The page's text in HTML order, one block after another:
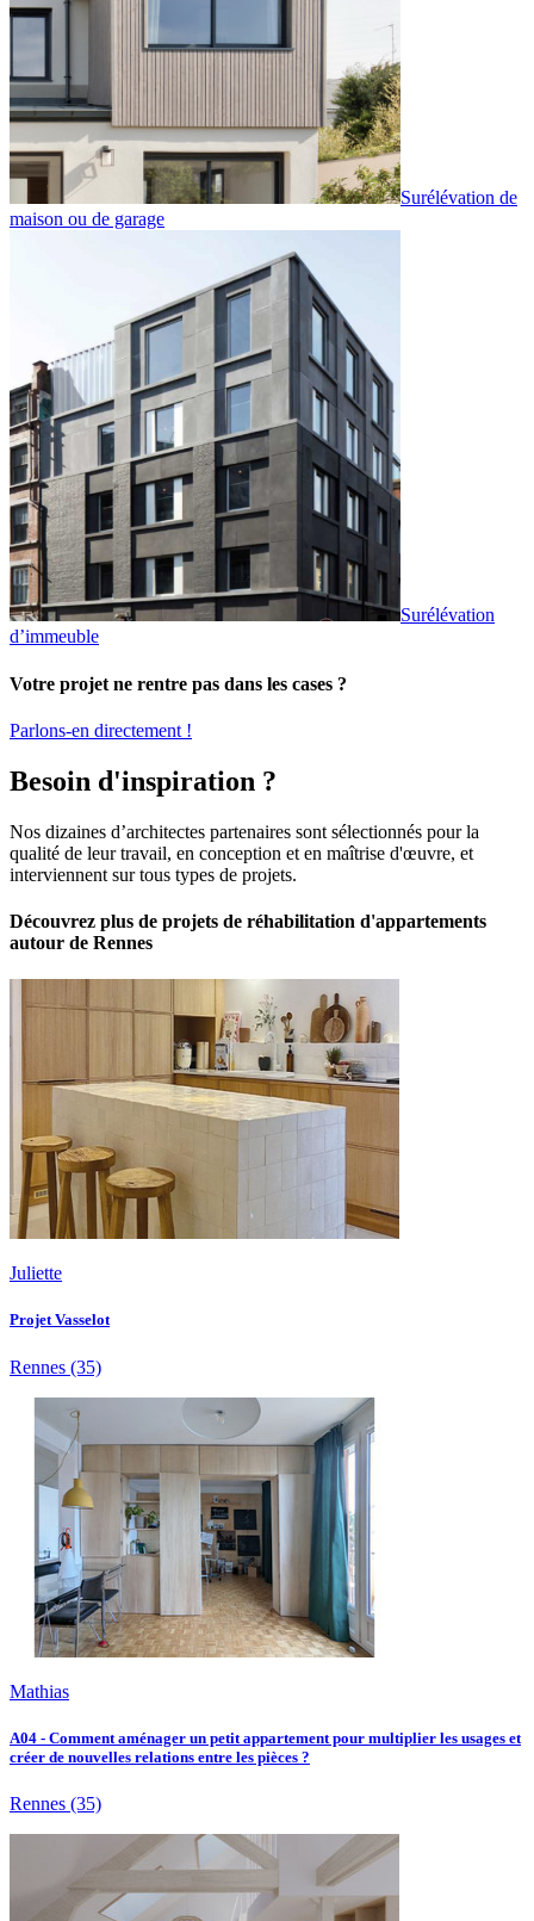
Surélévation de
maison ou de garage
Surélévation
d’immeuble
Votre projet ne rentre pas dans les cases ?
Parlons-en directement !
Besoin d'inspiration ?
Nos dizaines d’architectes partenaires sont sélectionnés pour la
qualité de leur travail, en conception et en maîtrise d'œuvre, et
interviennent sur tous types de projets.
Découvrez plus de projets de réhabilitation d'appartements
autour de Rennes
Juliette
Projet Vasselot
Rennes (35)
Mathias
A04 - Comment aménager un petit appartement pour multiplier les usages et
créer de nouvelles relations entre les pièces ?
Rennes (35)